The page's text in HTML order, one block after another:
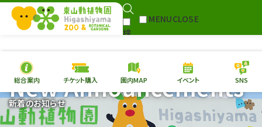
検
MENUCLOSE
本日の開園情報 チケ
園内MAP イベント
総合案内 チケット購入 園内MAP イベント SNS
新着のお知らせ
New Announcements